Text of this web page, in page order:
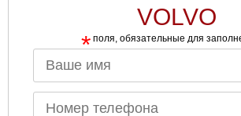
VOLVO
* поля, обязательные для